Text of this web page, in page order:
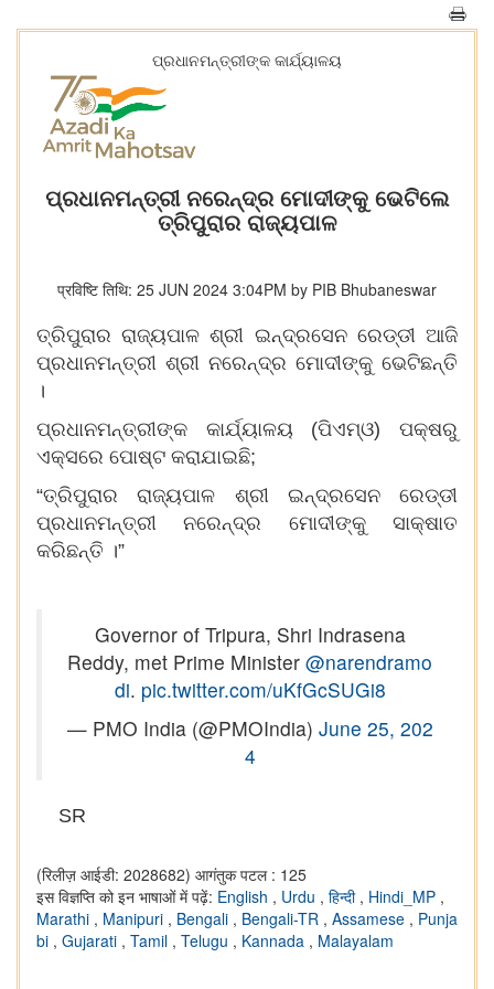
ପ୍ରଧାନମନ୍ତ୍ରୀଙ୍କ କାର୍ଯ୍ୟାଳୟ
ପ୍ରଧାନମନ୍ତ୍ରୀ ନରେନ୍ଦ୍ର ମୋଦୀଙ୍କୁ ଭେଟିଲେ
ତ୍ରିପୁରାର ରାଜ୍ୟପାଳ
प्रविष्टि तिथि: 25 JUN 2024 3:04PM by PIB Bhubaneswar
ତ୍ରିପୁରାର ରାଜ୍ୟପାଳ ଶ୍ରୀ ଇନ୍ଦ୍ରସେନ ରେଡ୍ଡୀ ଆଜି
ପ୍ରଧାନମନ୍ତ୍ରୀ ଶ୍ରୀ ନରେନ୍ଦ୍ର ମୋଦୀଙ୍କୁ ଭେଟିଛନ୍ତି
।
ପ୍ରଧାନମନ୍ତ୍ରୀଙ୍କ କାର୍ଯ୍ୟାଳୟ (ପିଏମ୍‌ଓ) ପକ୍ଷରୁ
ଏକ୍ସରେ ପୋଷ୍ଟ କରାଯାଇଛି;
“ତ୍ରିପୁରାର ରାଜ୍ୟପାଳ ଶ୍ରୀ ଇନ୍ଦ୍ରସେନ ରେଡ୍ଡୀ
ପ୍ରଧାନମନ୍ତ୍ରୀ ନରେନ୍ଦ୍ର ମୋଦୀଙ୍କୁ ସାକ୍ଷାତ
କରିଛନ୍ତି ।”
Governor of Tripura, Shri Indrasena
Reddy, met Prime Minister @narendramo
di. pic.twitter.com/uKfGcSUGi8
— PMO India (@PMOIndia) June 25, 202
4
SR
(रिलीज़ आईडी: 2028682) आगंतुक पटल : 125
इस विज्ञप्ति को इन भाषाओं में पढ़ें: English , Urdu , हिन्दी , Hindi_MP ,
Marathi , Manipuri , Bengali , Bengali-TR , Assamese , Punja
bi , Gujarati , Tamil , Telugu , Kannada , Malayalam